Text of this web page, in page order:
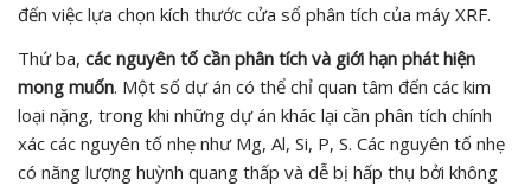
đến việc lựa chọn kích thước cửa sổ phân tích của máy XRF.
Thứ ba, các nguyên tố cần phân tích và giới hạn phát hiện
mong muốn. Một số dự án có thể chỉ quan tâm đến các kim
loại nặng, trong khi những dự án khác lại cần phân tích chính
xác các nguyên tố nhẹ như Mg, Al, Si, P, S. Các nguyên tố nhẹ
có năng lượng huỳnh quang thấp và dễ bị hấp thụ bởi không